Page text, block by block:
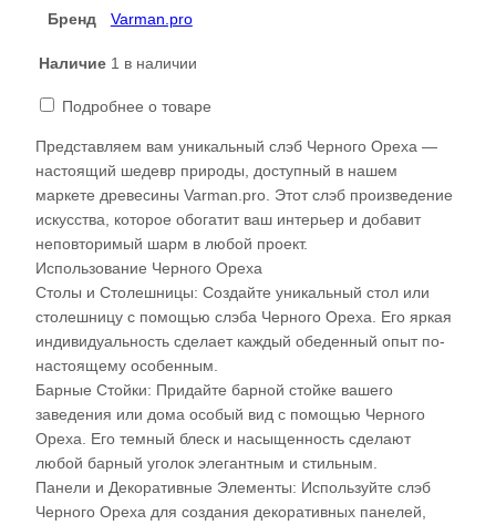
Бренд
Varman.pro
Наличие 1 в наличии
Подробнее о товаре
Представляем вам уникальный слэб Черного Ореха —
настоящий шедевр природы, доступный в нашем
маркете древесины Varman.pro. Этот слэб произведение
искусства, которое обогатит ваш интерьер и добавит
неповторимый шарм в любой проект.
Использование Черного Ореха
Столы и Столешницы: Создайте уникальный стол или
столешницу с помощью слэба Черного Ореха. Его яркая
индивидуальность сделает каждый обеденный опыт по-
настоящему особенным.
Барные Стойки: Придайте барной стойке вашего
заведения или дома особый вид с помощью Черного
Ореха. Его темный блеск и насыщенность сделают
любой барный уголок элегантным и стильным.
Панели и Декоративные Элементы: Используйте слэб
Черного Ореха для создания декоративных панелей,